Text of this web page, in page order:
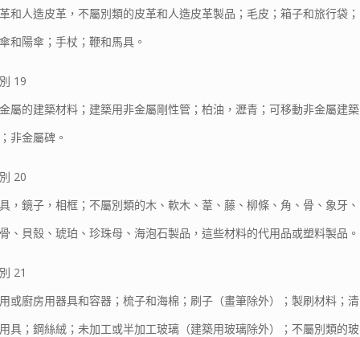
和人造皮革，不屬別類的皮革和人造皮革製品；毛皮；箱子和旅行袋；
和陽傘；手杖；鞭和馬具。
19
屬的建築材料；建築用非金屬剛性管；柏油，瀝青；可移動非金屬建築
非金屬碑。
20
，鏡子，相框；不屬別類的木、軟木、葦、藤、柳條、角、骨、象牙、
、貝殼、琥珀、珍珠母、海泡石製品，這些材料的代用品或塑料製品。
21
或廚房用器具和容器；梳子和海棉；刷子（畫筆除外）；製刷材料；清
具；鋼絲絨；未加工或半加工玻璃（建築用玻璃除外）；不屬別類的玻